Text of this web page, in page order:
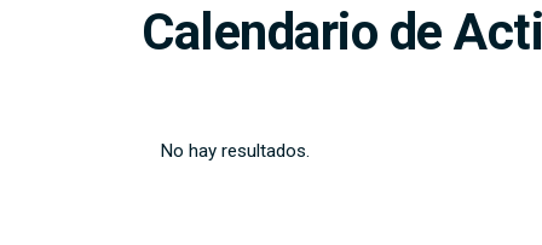
Calendario de
No hay resultados.